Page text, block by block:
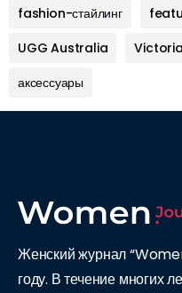
fashion-стайлинг
UGG Australia
аксессуары
Женский журнал
году. В течение многих